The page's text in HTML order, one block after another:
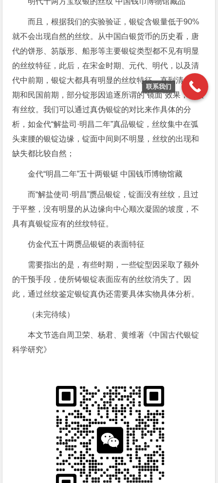
而且，根据我们的实验验证，银锭含银量低于90%
就不会出现自然的丝纹。从中国白银货币的历史看，唐
代的饼形、笏版形、船形等主要银锭类型都不见有明显
的丝纹特征，此后，在宋金时期、元代、明代，以及清
代中前期，银锭大都具有明显的丝纹特征，直到清代后
期和民国前期，部分锭形因追逐所谓的“镜面”效果，才没
有丝纹。我们可以通过真伪银锭的对比来作具体的分
析，如金代“解盐司·明昌二年”真品银锭，丝纹集中在弧
头束腰的银锭边缘，锭面中间则不明显，丝纹的出现和
缺失都比较自然；
金代“明昌二年”五十两银铤 中国钱币博物馆藏
而“解盐使司·明昌”赝品银锭，锭面没有丝纹，且过
于平整，没有明显的从边缘向中心顺次凝固的坡度，不
具有真银锭应有的丝纹特征。
仿金代五十两赝品银铤的表面特征
需要指出的是，有些时期，一些锭型因采取了额外
的干预手段，使所铸银锭表面应有的丝纹消失了。因
此，通过丝纹鉴定银锭真伪还需要具体实物具体分析。
（未完待续）
本文节选自周卫荣、杨君、黄维著《中国古代银锭
科学研究》
联系我们